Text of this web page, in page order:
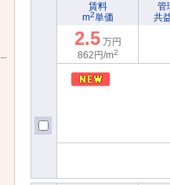
賃料
m2単価
管
共
2.5 万円
862円/m2